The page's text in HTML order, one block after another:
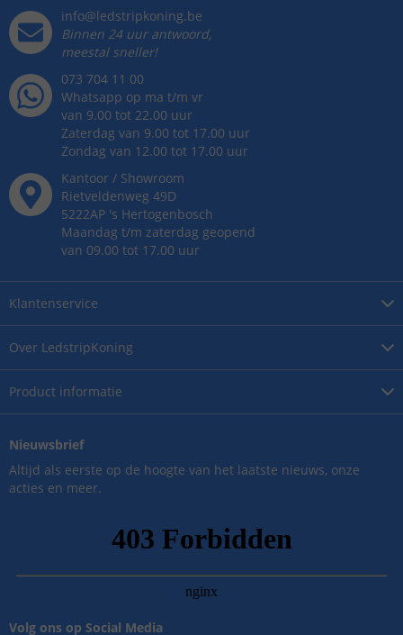
Over LedstripKoning
Product informatie
Klantenservice
info@ledstripkoning.be
Binnen 24 uur antwoord,
meestal sneller!
073 704 11 00
Whatsapp op ma t/m vr
van 9.00 tot 22.00 uur
Zaterdag van 9.00 tot 17.00 uur
Zondag van 12.00 tot 17.00 uur
Kantoor / Showroom
Rietveldenweg 49D
5222AP 's Hertogenbosch
Maandag t/m zaterdag geopend
van 09.00 tot 17.00 uur
Nieuwsbrief
Altijd als eerste op de hoogte van het laatste nieuws, onze
acties en meer.
Volg ons op Social Media